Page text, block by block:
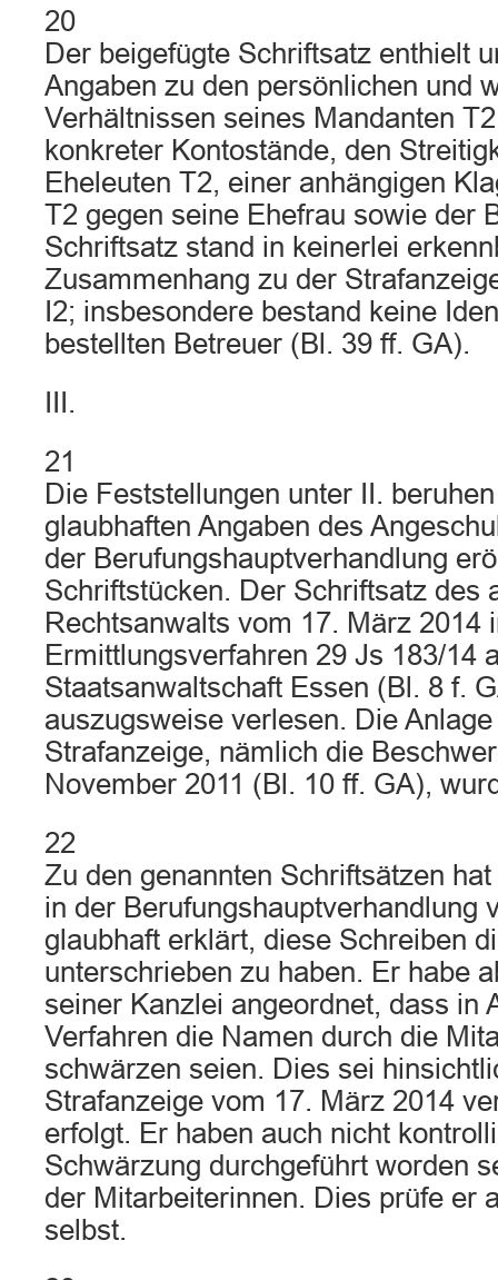
20
Der beigefügte Schriftsatz enthielt
Angaben zu den persönlichen und
Verhältnissen seines Mandanten
konkreter Kontostände, den
Eheleuten T2, einer anhängigen
T2 gegen seine Ehefrau sowie der
Schriftsatz stand in keinerlei
Zusammenhang zu der
I2; insbesondere bestand keine
bestellten Betreuer (Bl. 39 ff. GA).
III.
21
Die Feststellungen unter II.
glaubhaften Angaben des
der Berufungshauptverhandlung
Schriftstücken. Der Schriftsatz des
Rechtsanwalts vom 17. März 2014
Ermittlungsverfahren 29 Js 183/14
Staatsanwaltschaft Essen (Bl. 8 f.
auszugsweise verlesen. Die
Strafanzeige, nämlich die
November 2011 (Bl. 10 ff. GA),
22
Zu den genannten Schriftsätzen
in der Berufungshauptverhandlung
glaubhaft erklärt, diese Schreiben
unterschrieben zu haben. Er habe
seiner Kanzlei angeordnet, dass in
Verfahren die Namen durch die
schwärzen seien. Dies sei
Strafanzeige vom 17. März 2014
erfolgt. Er haben auch nicht
Schwärzung durchgeführt worden
der Mitarbeiterinnen. Dies prüfe er
selbst.